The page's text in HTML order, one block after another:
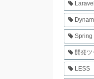
Laravel
Spring
開発ツ
LESS